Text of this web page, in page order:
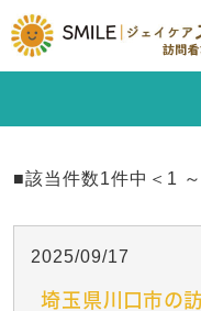
■該当件数1件中＜1
2025/09/17
埼玉県川口市の